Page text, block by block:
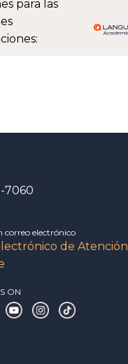
para las
7060
correo electrónico
de Atención
ON